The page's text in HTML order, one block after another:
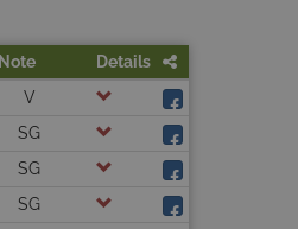
Note
Details
V
SG
SG
SG